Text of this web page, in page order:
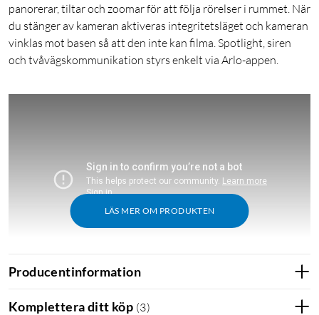
panorerar, tiltar och zoomar för att följa rörelser i rummet. När
du stänger av kameran aktiveras integritetsläget och kameran
vinklas mot basen så att den inte kan filma. Spotlight, siren
och tvåvägskommunikation styrs enkelt via Arlo-appen.
LÄS MER OM PRODUKTEN
Kort om produkten
Producentinformation
Komplettera ditt köp (3)